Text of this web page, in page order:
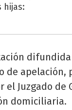
hijas:
de
Juzgado de
domiciliaria.